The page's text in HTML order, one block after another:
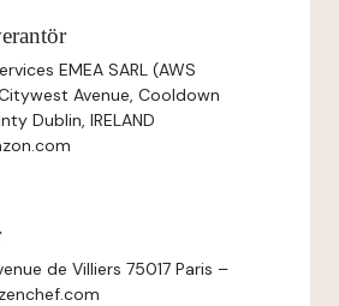
EMEA SARL (AWS
Avenue, Cooldown
Dublin, IRELAND
de Villiers 75017 Paris –